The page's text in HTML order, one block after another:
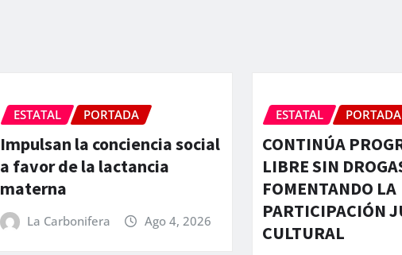
ESTATAL PORTADA
Impulsan la conciencia social
a favor de la lactancia
materna
La Carbonifera Ago 4, 2026
ESTATAL PORTADA
CONTINÚA
LIBRE SIN
FOMENTANDO LA
PARTICIPACIÓN
CULTURAL